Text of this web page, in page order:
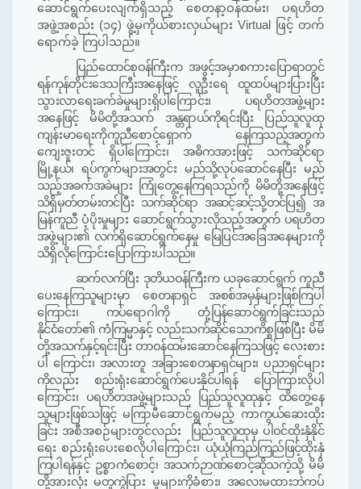
ဆောင်ရွက်ပေးလျက်ရှိသည့် စေတနာ့ဝန်ထမ်း၊ ပရဟိတ
အဖွဲ့အစည်း (၁၄) ဖွဲ့မှကိုယ်စားလှယ်များ Virtual
ဖြင့် တက်
ရောက်ခဲ့ ကြပါသည်။
ပြည်ထောင်စုဝန်ကြီးက အဖွင့်အမှာစကားပြောရာတွင်
ရန်ကုန်တိုင်းဒေသကြီးအနေဖြင့် လူဦးရေ ထူထပ်များပြားပြီး
သွားလာရေးခက်ခဲမှုများရှိပါကြောင်း၊ ပရဟိတအဖွဲ့များ
အနေဖြင့် မိမိတို့အသက် အန္တရာယ်ကိုရင်းပြီး ပြည်သူလူထု
ကျန်းမာရေးကိုကူညီစောင့်ရှောက် နေကြသည့်အတွက်
ကျေးဇူးတင် ရှိပါကြောင်း၊ အဓိကအားဖြင့် သက်ဆိုင်ရာ
မြို့နယ်၊ ရပ်ကွက်များအတွင်း မည်သို့လုပ်ဆောင်နေပြီး မည်
သည့်အခက်အခဲများ ကြုံတွေ့နေကြရသည်ကို မိမိတို့အနေဖြင့်
သိရှိမှတ်တမ်းတင်ပြီး သက်ဆိုင်ရာ အဆင့်ဆင့်သို့တင်ပြ၍ အ
မြန်ကူညီ ပံ့ပိုးမှုများ ဆောင်ရွက်သွားလိုသည့်အတွက် ပရဟိတ
အဖွဲ့များ၏ လက်ရှိဆောင်ရွက်နေမှု မြေပြင်အခြေအနေများကို
သိရှိလိုကြောင်းပြောကြားပါသည်။
ဆက်လက်ပြီး ဒုတိယဝန်ကြီးက ယခုဆောင်ရွက် ကူညီ
ပေးနေကြသူများမှာ စေတနာရှင် အစစ်အမှန်များဖြစ်ကြပါ
ကြောင်း၊ ကပ်ရောဂါကို တုံ့ပြန်ဆောင်ရွက်ခြင်းသည်
နိုင်ငံတော်၏ ကံကြမ္မာနှင့် လည်းသက်ဆိုင်သောကိစ္စဖြစ်ပြီးမိမိ
တို့အသက်နှင့်ရင်းပြီး တာဝန်ထမ်းဆောင်နေကြသဖြင့် လေးစား
ပါ ကြောင်း၊ အလားတူ အခြားစေတနာရှင်များ၊ ပညာရှင်များ
ကိုလည်း စည်းရုံးဆောင်ရွက်ပေးနိုင်ပါရန် ပြောကြားလိုပါ
ကြောင်း၊ ပရဟိတအဖွဲ့များသည်
ပြည်သူလူထုနှင့် ထိတွေ့နေ
သူများဖြစ်သဖြင့်မကြာမီဆောင်ရွက်မည့် ကာကွယ်ဆေးထိုး
ခြင်း အစီအစဉ်များတွင်လည်း
ပြည်သူလူထုမှ ပါဝင်ထိုးနှံနိုင်
ရေး စည်းရုံးပေးစေလိုပါကြောင်း၊ ယုံယုံကြည်ကြည်ဖြင့်ထိုးနှံ
ကြပါရန်နှင့် ဥစ္စာကံစောင့်၊ အသက်ဉာဏ်စောင့်ဆိုသကဲ့သို့မိမိ
တို့အားလုံး မတူကွဲပြား မှုများကိုခံစား၊ အလေးမထားဘဲကပ်